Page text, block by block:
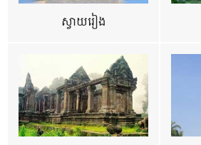
ស្វាយរៀង